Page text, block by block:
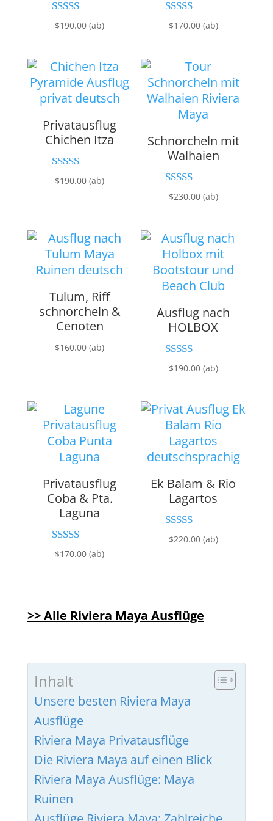
Bewertet mit
5.00
$190.00 (ab)
Bewertet mit
5.00
$170.00 (ab)
Privatausflug
Chichen Itza
Bewertet mit
5.00
$190.00 (ab)
Schnorcheln mit
Walhaien
Bewertet mit
5.00
$230.00 (ab)
Tulum, Riff
schnorcheln &
Cenoten
$160.00 (ab)
Ausflug nach
HOLBOX
Bewertet mit
5.00
$190.00 (ab)
Privatausflug
Coba & Pta.
Laguna
Bewertet mit
5.00
$170.00 (ab)
Ek Balam & Rio
Lagartos
Bewertet mit
5.00
$220.00 (ab)
>> Alle Riviera Maya Ausflüge
Inhalt
Unsere besten Riviera Maya
Ausflüge
Riviera Maya Privatausflüge
Die Riviera Maya auf einen Blick
Riviera Maya Ausflüge: Maya
Ruinen